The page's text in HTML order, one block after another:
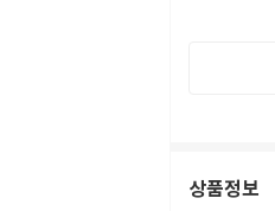
상품정보